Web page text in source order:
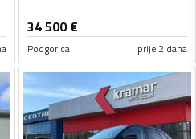
34 500€
Podgorica prije 2 dana